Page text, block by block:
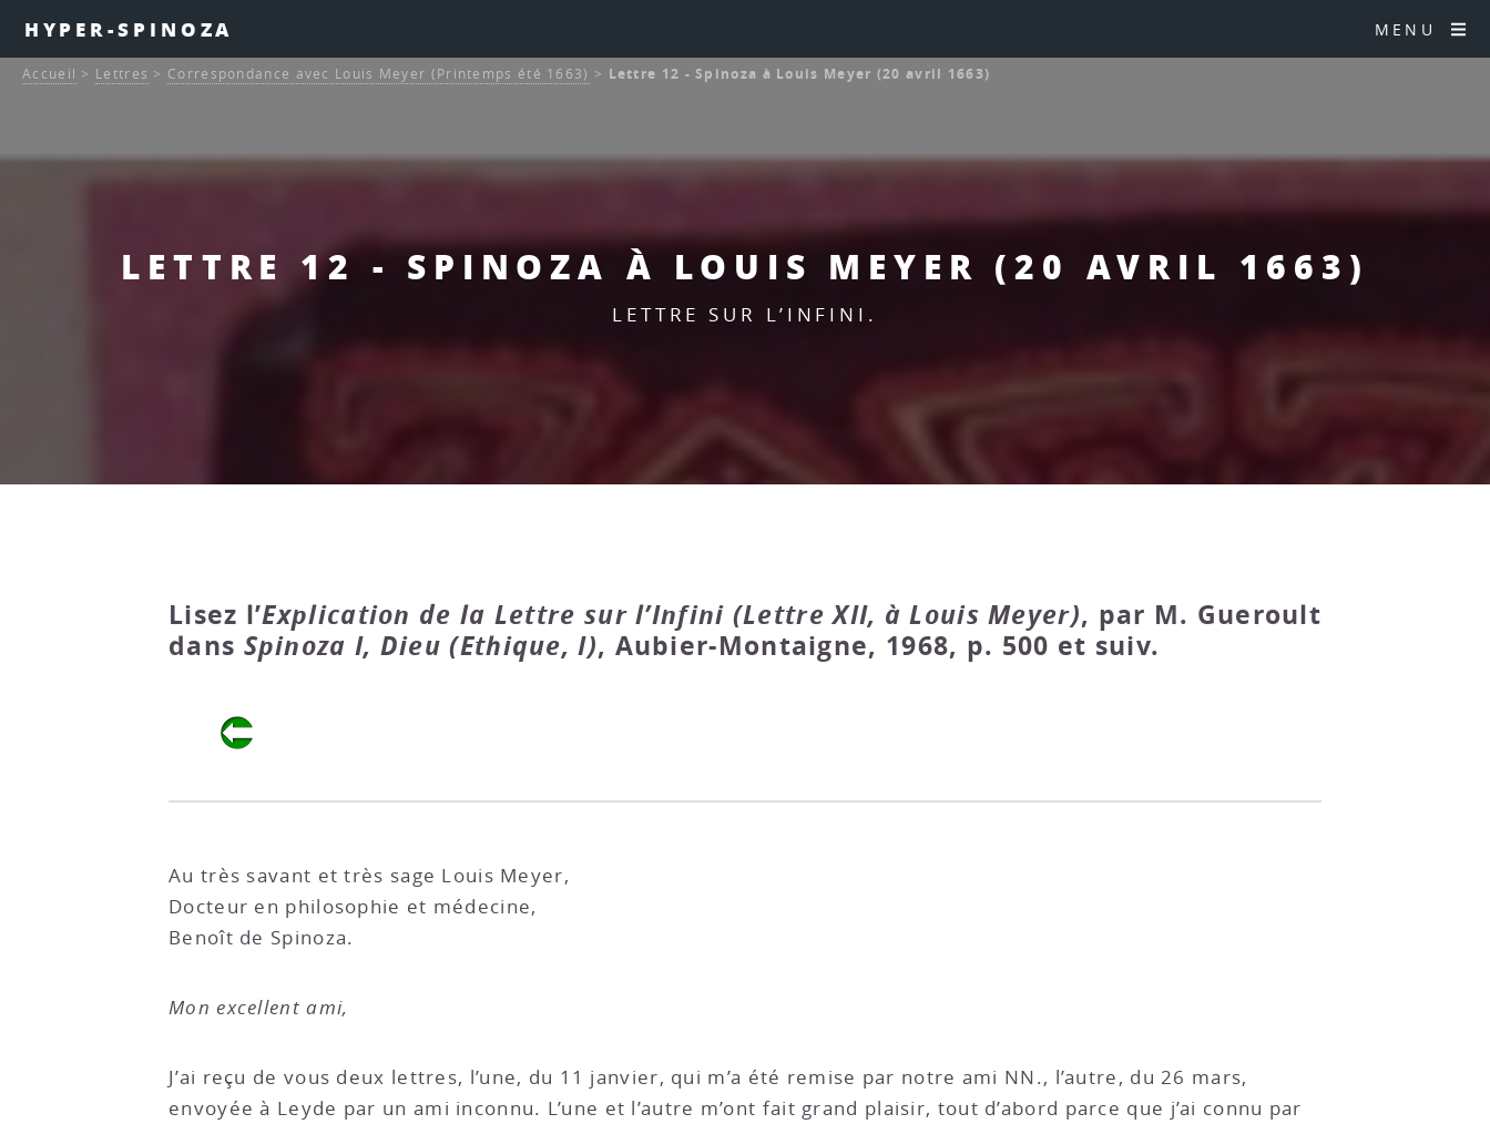
HYPER-SPINOZA MENU
LETTRE 12 - SPINOZA À LOUIS MEYER (20 AVRIL 1663)
LETTRE SUR L’INFINI.
Accueil > Lettres > Correspondance avec Louis Meyer (Printemps été 1663) > Lettre 12 - Spinoza à Louis Meyer (20 avril 1663)
Lisez l’Explication de la Lettre sur l’Infini (Lettre XII, à Louis Meyer), par M. Gueroult
dans Spinoza I, Dieu (Ethique, I), Aubier-Montaigne, 1968, p. 500 et suiv.
Au très savant et très sage Louis Meyer,
Docteur en philosophie et médecine,
Benoît de Spinoza.
Mon excellent ami,
J’ai reçu de vous deux lettres, l’une, du 11 janvier, qui m’a été remise par notre ami NN., l’autre, du 26 mars,
envoyée à Leyde par un ami inconnu. L’une et l’autre m’ont fait grand plaisir, tout d’abord parce que j’ai connu par